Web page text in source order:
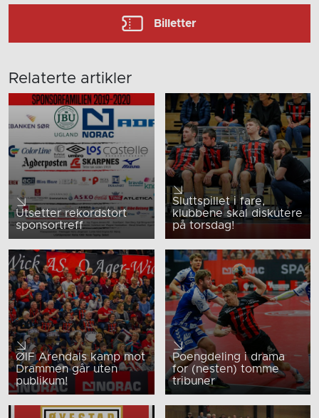
Billetter
Relaterte artikler
Utsetter rekordstort
sponsortreff
Sluttspillet i fare,
klubbene skal diskutere
på torsdag!
ØIF Arendals kamp mot
Drammen går uten
publikum!
Poengdeling i drama
for (nesten) tomme
tribuner